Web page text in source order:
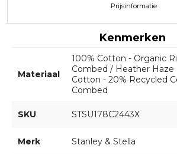
Prijsinformatie
Kenmerken
Materiaal
100% Cotton - Organic
Combed / Heather Haze
Cotton - 20% Recycled
Combed
SKU STSU178C2443X
Merk Stanley & Stella